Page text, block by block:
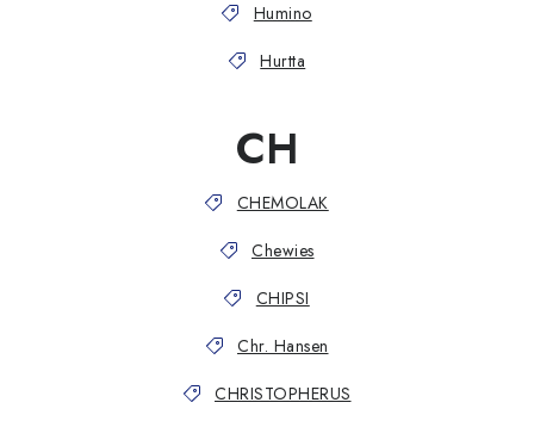
Humino
Hurtta
CH
CHEMOLAK
Chewies
CHIPSI
Chr. Hansen
CHRISTOPHERUS